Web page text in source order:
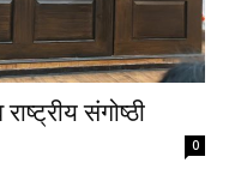
संगोष्ठी
0